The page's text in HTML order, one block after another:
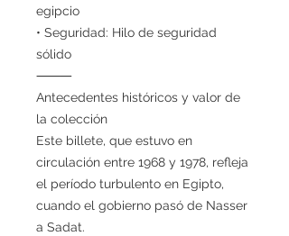
egipcio
• Seguridad: Hilo de seguridad
sólido
⸻
Antecedentes históricos y valor de
la colección
Este billete, que estuvo en
circulación entre 1968 y 1978, refleja
el período turbulento en Egipto,
cuando el gobierno pasó de Nasser
a Sadat.